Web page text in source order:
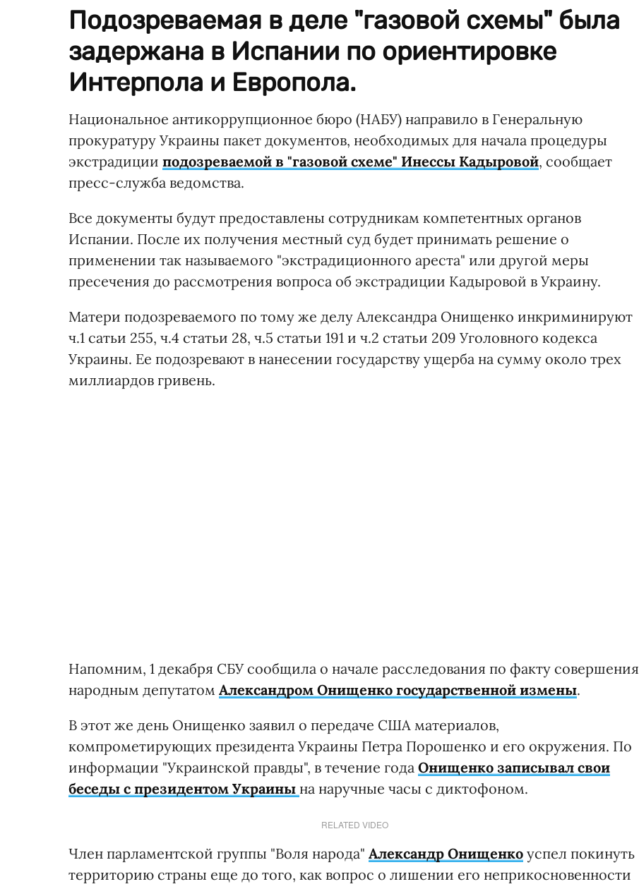
Подозреваемая в деле "газовой схемы" была
задержана в Испании по ориентировке
Интерпола и Европола.
Национальное антикоррупционное бюро (НАБУ) направило в Генеральную
прокуратуру Украины пакет документов, необходимых для начала процедуры
экстрадиции подозреваемой в "газовой схеме" Инессы Кадыровой, сообщает
пресс-служба ведомства.
Все документы будут предоставлены сотрудникам компетентных органов
Испании. После их получения местный суд будет принимать решение о
применении так называемого "экстрадиционного ареста" или другой меры
пресечения до рассмотрения вопроса об экстрадиции Кадыровой в Украину.
Матери подозреваемого по тому же делу Александра Онищенко инкриминируют
ч.1 сатьи 255, ч.4 статьи 28, ч.5 статьи 191 и ч.2 статьи 209 Уголовного кодекса
Украины. Ее подозревают в нанесении государству ущерба на сумму около трех
миллиардов гривень.
Напомним, 1 декабря СБУ сообщила о начале расследования по факту совершения
народным депутатом Александром Онищенко государственной измены.
В этот же день Онищенко заявил о передаче США материалов,
компрометирующих президента Украины Петра Порошенко и его окружения. По
информации "Украинской правды", в течение года Онищенко записывал свои
беседы с президентом Украины на наручные часы с диктофоном.
RELATED VIDEO
Член парламентской группы "Воля народа" Александр Онищенко успел покинуть
территорию страны еще до того, как вопрос о лишении его неприкосновенности